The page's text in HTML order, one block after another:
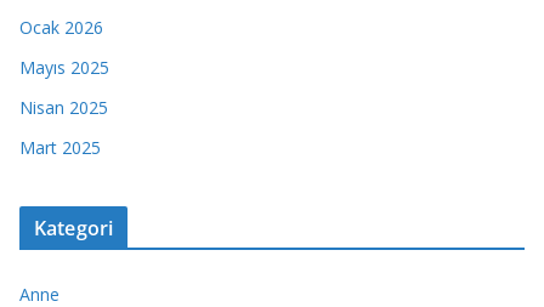
Ocak 2026
Mayıs 2025
Nisan 2025
Mart 2025
Kategori
Anne